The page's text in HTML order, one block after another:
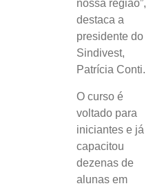
nossa região”,
destaca a
presidente do
Sindivest,
Patrícia Conti.
O curso é
voltado para
iniciantes e já
capacitou
dezenas de
alunas em